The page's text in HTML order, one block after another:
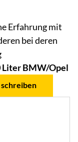
Bewertungen)
Erfahrung mit
bei deren
Liter BMW/Opel